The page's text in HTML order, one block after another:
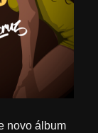
novo álbum